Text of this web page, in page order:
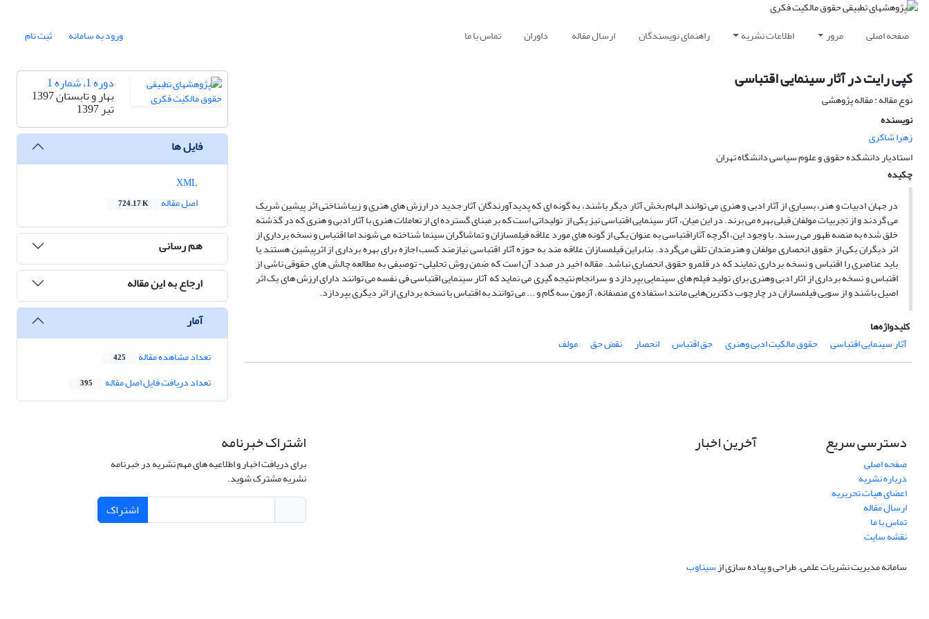
صفحه اصلی مرور اطلاعات نشریه راهنمای نویسندگان ارسال مقاله داوران تماس با ما ورود به سامانه ثبت نام
کپی رایت در آثار سینمایی اقتباسی
نوع مقاله : مقاله پژوهشی
نویسنده
زهرا شاکری
استادیار دانشکده حقوق و علوم سیاسی دانشگاه تهران
چکیده
در جهان ادبیات و هنر، بسیاری از آثار ادبی و هنری می توانند الهام بخش آثار دیگر باشند، به گونه ای که پدیدآورندگان آثار جدید در ارزش های هنری و زیباشناختی اثر پیشین شریک
می گردند و از تجربیات مولفان قبلی بهره می برند. در این میان، آثار سینمایی اقتباسی نیز یکی از تولیداتی است که بر مبنای گسترده ای از تعاملات هنری با آثار ادبی و هنری که در گذشته
خلق شده به منصه ظهور می رسند. با وجود این، اگرچه آثاراقتباسی به عنوان یکی از گونه های مورد علاقه فیلمسازان و تماشاگران سینما شناخته می شوند اما اقتباس و نسخه برداری از
اثر دیگران یکی از حقوق انحصاری مولفان و هنرمندان تلقی می‌گردد. بنابراین فیلمسازان علاقه مند به حوزه آثار اقتباسی نیازمند کسب اجازه برای بهره برداری از اثرپیشین هستند یا
باید عناصری را اقتباس و نسخه برداری نمایند که در قلمرو حقوق انحصاری نباشد. مقاله اخیر در صدد آن است که ضمن روش تحلیلی- توصیفی به مطالعه چالش های حقوقی ناشی از
اقتباس و نسخه برداری از اثار ادبی وهنری برای تولید فیلم های سینمایی بپردازد و سرانجام نتیجه گیری می نماید که آثار سینمایی اقتباسی فی نفسه می توانند دارای ارزش های یک اثر
اصیل باشند و از سویی فیلمسازان در چارچوب دکترین‌هایی مانند استفاده ی منصفانه، آزمون سه گام و ... می توانند به اقتباس یا نسخه برداری از اثر دیگری بپردازد.
کلیدواژه‌ها
آثار سینمایی اقتباسی
حقوق مالکیت ادبی وهنری حق اقتباس انحصار نقض حق مولف
دوره 1، شماره 1
بهار و تابستان 1397
تیر 1397
فایل ها
اصل مقاله
724.17 K
هم رسانی
ارجاع به این مقاله
آمار
تعداد مشاهده مقاله 425
تعداد دریافت فایل اصل مقاله 395
دسترسی سریع
صفحه اصلی
درباره نشریه
اعضای هیات تحریریه
ارسال مقاله
تماس با ما
نقشه سایت
آخرین اخبار اشتراک خبرنامه
برای دریافت اخبار و اطلاعیه های مهم نشریه در خبرنامه
نشریه مشترک شوید.
اشتراک
سامانه مدیریت نشریات علمی.طراحی و پیاده سازی ازسیناوب